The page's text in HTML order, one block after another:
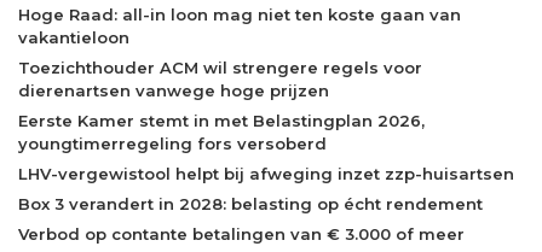
Hoge Raad: all-in loon mag niet ten koste gaan van
vakantieloon
Toezichthouder ACM wil strengere regels voor
dierenartsen vanwege hoge prijzen
Eerste Kamer stemt in met Belastingplan 2026,
youngtimerregeling fors versoberd
LHV-vergewistool helpt bij afweging inzet zzp-huisartsen
Box 3 verandert in 2028: belasting op écht rendement
Verbod op contante betalingen van € 3.000 of meer